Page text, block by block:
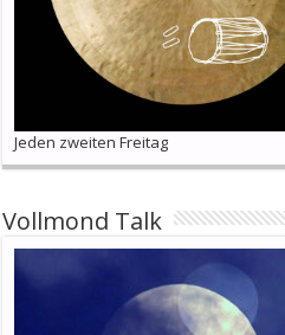
Jeden zweiten Freitag
Vollmond Talk